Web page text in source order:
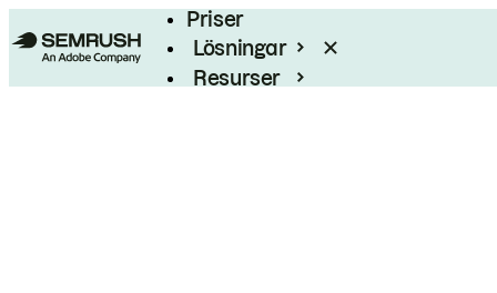
Priser
Lösningar
Resurser